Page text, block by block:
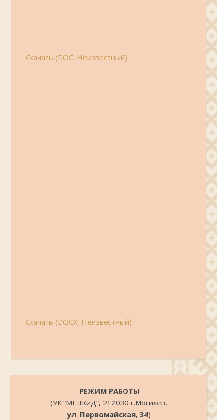
Скачать (DOC, Неизвестный)
Скачать (DOCX, Неизвестный)
.РЕЖИМ РАБОТЫ
(УК “МГЦКиД”, 212030 г.Могилев,
ул. Первомайская, 34)